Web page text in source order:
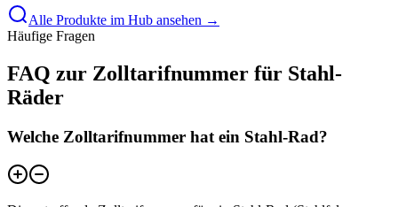
Alle Produkte im Hub ansehen →
Häufige Fragen
FAQ zur Zolltarifnummer für Stahl-
Räder
Welche Zolltarifnummer hat ein Stahl-Rad?